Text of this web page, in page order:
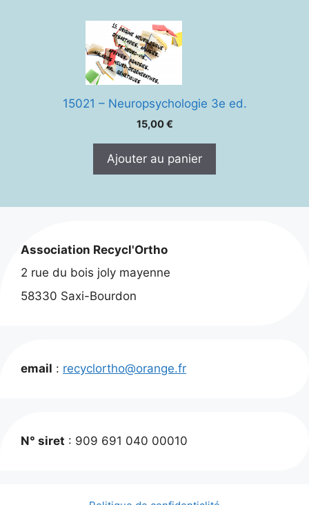
15021 – Neuropsychologie 3e ed.
15,00€
Ajouter au panier
Association Recycl'Ortho
2 rue du bois joly mayenne
58330 Saxi-Bourdon
email : recyclortho@orange.fr
N° siret : 909 691 040 00010